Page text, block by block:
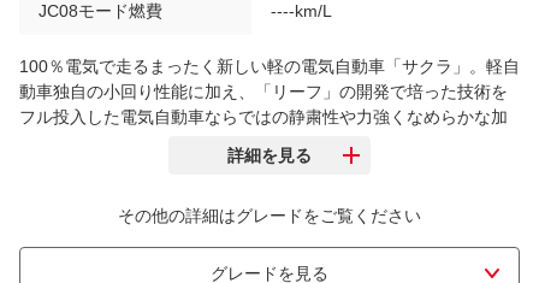
JC08モード燃費 ----km/L
100％電気で走るまったく新しい軽の電気自動車「サクラ」。軽自
動車独自の小回り性能に加え、「リーフ」の開発で培った技術を
フル投入した電気自動車ならではの静粛性や力強くなめらかな加
最大195Nmのトルクを発揮するモーターと、高度な制御技術によ
理なくスムーズに行うことができる。また、モーターの構造を最
適化することにより、軽自動車としては最高水準の静粛性を実現
した。今回、マイナーチェンジを行った。エクステリアは、
その他の詳細はグレードをご覧ください
グレードを見る